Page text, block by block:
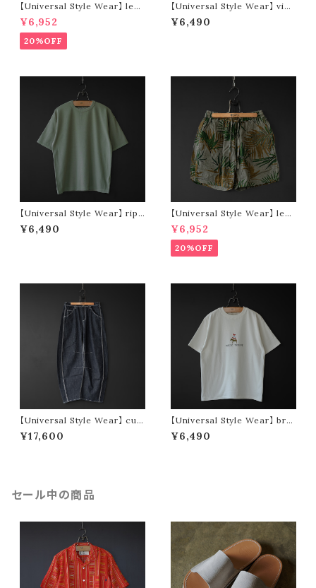
【Universal Style Wear】 leaf
short pants (black)
¥6,952
20%OFF
【Universal Style Wear】 vint
age type tee (pink)
¥6,490
【Universal Style Wear】 ripp
le stretch wide tee (green)
¥6,490
【Universal Style Wear】 leaf
short pants (olive)
¥6,952
20%OFF
【Universal Style Wear】 cur
ve painter pants (indigo)
¥17,600
【Universal Style Wear】 bre
men tee (off white)
¥6,490
セール中の商品